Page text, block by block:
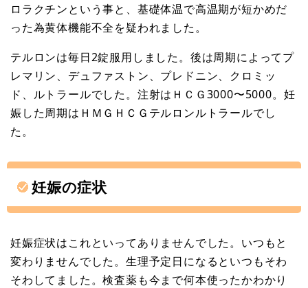
ロラクチンという事と、基礎体温で高温期が短かめだ
った為黄体機能不全を疑われました。
テルロンは毎日2錠服用しました。後は周期によってプ
レマリン、デュファストン、プレドニン、クロミッ
ド、ルトラールでした。注射はＨＣＧ3000〜5000。妊
娠した周期はＨＭＧＨＣＧテルロンルトラールでし
た。
妊娠の症状
妊娠症状はこれといってありませんでした。いつもと
変わりませんでした。生理予定日になるといつもそわ
そわしてました。検査薬も今まで何本使ったかわかり